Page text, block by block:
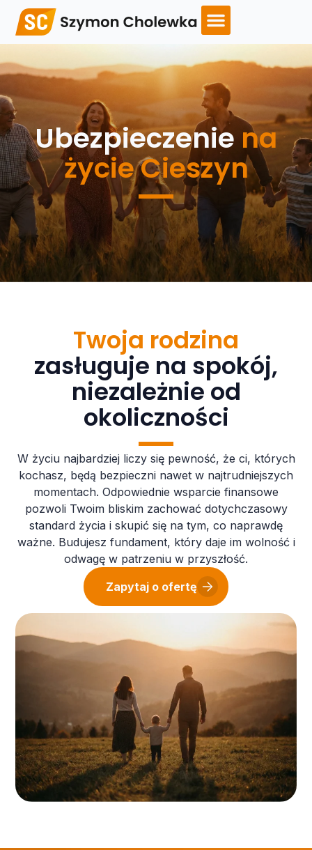
Ubezpieczeniena
życie Cieszyn
Twoja rodzina
zasługuje na spokój,
niezależnie od
okoliczności
W życiu najbardziej liczy się pewność, że ci, których
kochasz, będą bezpieczni nawet w najtrudniejszych
momentach. Odpowiednie wsparcie finansowe
pozwoli Twoim bliskim zachować dotychczasowy
standard życia i skupić się na tym, co naprawdę
ważne. Budujesz fundament, który daje im wolność i
odwagę w patrzeniu w przyszłość.
Zapytaj o ofertę